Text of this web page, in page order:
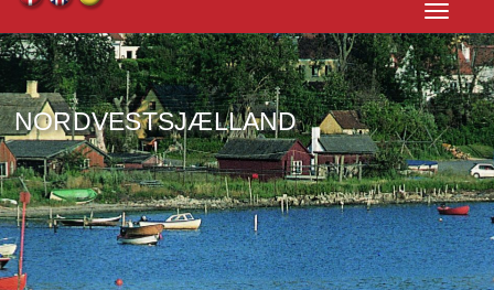
Toggle
NORDVESTSJÆLLAND